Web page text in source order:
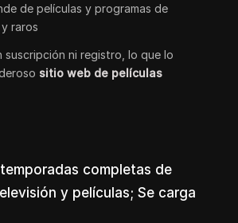
de películas y programas de
raros
ni registro, lo que lo
sitio web de películas
completas de
y películas; Se carga